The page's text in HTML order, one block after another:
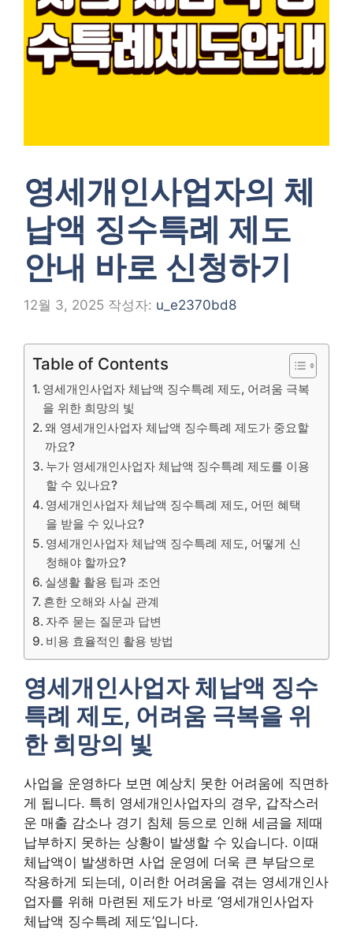
영세개인사업자의 체
납액 징수특례 제도
안내 바로 신청하기
12월 3, 2025 작성자: u_e2370bd8
Table of Contents
영세개인사업자 체납액 징수특례 제도, 어려움 극복
을 위한 희망의 빛
왜 영세개인사업자 체납액 징수특례 제도가 중요할
까요?
누가 영세개인사업자 체납액 징수특례 제도를 이용
할 수 있나요?
영세개인사업자 체납액 징수특례 제도, 어떤 혜택
을 받을 수 있나요?
영세개인사업자 체납액 징수특례 제도, 어떻게 신
청해야 할까요?
실생활 활용 팁과 조언
흔한 오해와 사실 관계
자주 묻는 질문과 답변
비용 효율적인 활용 방법
영세개인사업자 체납액 징수
특례 제도, 어려움 극복을 위
한 희망의 빛
사업을 운영하다 보면 예상치 못한 어려움에 직면하
게 됩니다. 특히 영세개인사업자의 경우, 갑작스러
운 매출 감소나 경기 침체 등으로 인해 세금을 제때
납부하지 못하는 상황이 발생할 수 있습니다. 이때
체납액이 발생하면 사업 운영에 더욱 큰 부담으로
작용하게 되는데, 이러한 어려움을 겪는 영세개인사
업자를 위해 마련된 제도가 바로 ‘영세개인사업자
체납액 징수특례 제도’입니다.